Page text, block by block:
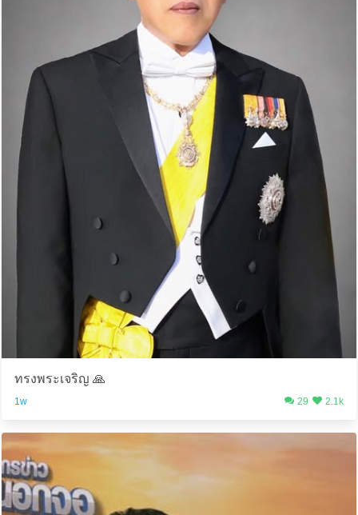
ทรงพระเจริญ 🙏
1w 29 2.1k